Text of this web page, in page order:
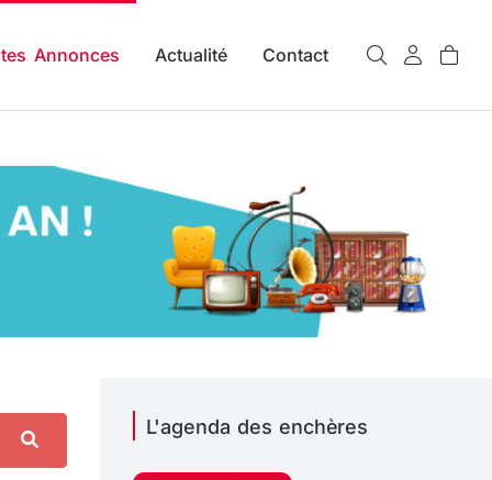
Annonces Actualité Contact
L'agenda des enchères